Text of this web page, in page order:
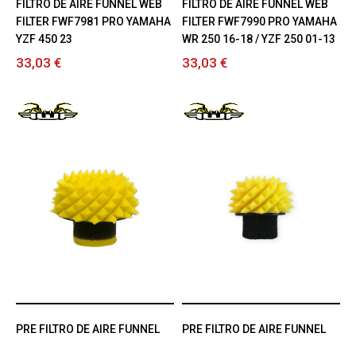
FILTRO DE AIRE FUNNEL WEB
FILTER FWF7981 PRO YAMAHA
YZF 450 23
33,03 €
FILTRO DE AIRE FUNNEL WEB
FILTER FWF7990 PRO YAMAHA
WR 250 16-18 / YZF 250 01-13
33,03 €
PRE FILTRO DE AIRE FUNNEL
PRE FILTRO DE AIRE FUNNEL